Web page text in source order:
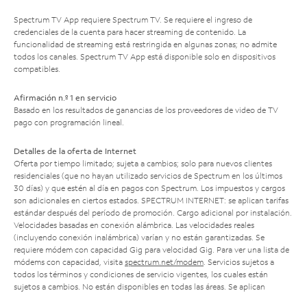
Spectrum TV App requiere Spectrum TV. Se requiere el ingreso de
credenciales de la cuenta para hacer streaming de contenido. La
funcionalidad de streaming está restringida en algunas zonas; no admite
todos los canales. Spectrum TV App está disponible solo en dispositivos
compatibles.
Afirmación n.º 1 en servicio
Basado en los resultados de ganancias de los proveedores de video de TV
pago con programación lineal.
Detalles de la oferta de Internet
Oferta por tiempo limitado; sujeta a cambios; solo para nuevos clientes
residenciales (que no hayan utilizado servicios de Spectrum en los últimos
30 días) y que estén al día en pagos con Spectrum. Los impuestos y cargos
son adicionales en ciertos estados. SPECTRUM INTERNET: se aplican tarifas
estándar después del período de promoción. Cargo adicional por instalación.
Velocidades basadas en conexión alámbrica. Las velocidades reales
(incluyendo conexión inalámbrica) varían y no están garantizadas. Se
requiere módem con capacidad Gig para velocidad Gig. Para ver una lista de
módems con capacidad, visita spectrum.net/modem. Servicios sujetos a
todos los términos y condiciones de servicio vigentes, los cuales están
sujetos a cambios. No están disponibles en todas las áreas. Se aplican